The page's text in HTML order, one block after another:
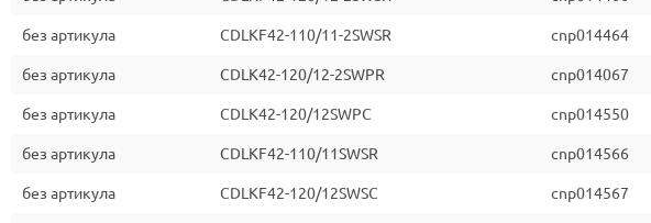
без артикула CDLKF42-110/11-2SWSR cnp014464
без артикула CDLK42-120/12-2SWPR cnp014067
без артикула CDLK42-120/12SWPC cnp014550
без артикула CDLKF42-110/11SWSR cnp014566
без артикула CDLKF42-120/12SWSC cnp014567